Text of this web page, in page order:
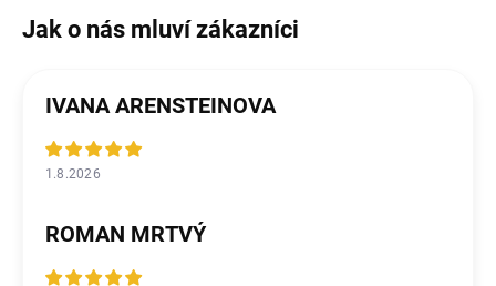
IVANA ARENSTEINOVA
1.8.2026
ROMAN MRTVÝ